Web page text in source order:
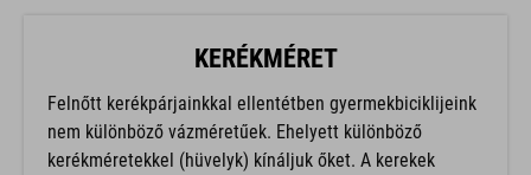
KERÉKMÉRET
Felnőtt kerékpárjainkkal ellentétben gyermekbiciklijeink
nem különböző vázméretűek. Ehelyett különböző
kerékméretekkel (hüvelyk) kínáljuk őket. A kerekek